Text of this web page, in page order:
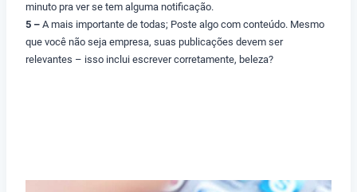
minuto pra ver se tem alguma notificação.
5 – A mais importante de todas; Poste algo com conteúdo. Mesmo
que você não seja empresa, suas publicações devem ser
relevantes – isso inclui escrever corretamente, beleza?